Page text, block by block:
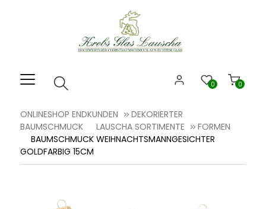
Barrierefreiheitsmenü
0
0
ONLINESHOP ENDKUNDEN
DEKORIERTER
BAUMSCHMUCK
LAUSCHA SORTIMENTE
FORMEN
BAUMSCHMUCK WEIHNACHTSMANNGESICHTER
GOLDFARBIG 15CM